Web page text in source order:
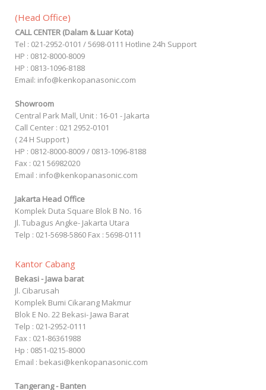
(Head Office)
CALL CENTER (Dalam & Luar Kota)
Tel : 021-2952-0101 / 5698-0111 Hotline 24h Support
HP : 0812-8000-8009
HP : 0813-1096-8188
Email: info@kenkopanasonic.com
Showroom
Central Park Mall, Unit : 16-01 - Jakarta
Call Center : 021 2952-0101
( 24 H Support )
HP : 0812-8000-8009 / 0813-1096-8188
Fax : 021 56982020
Email : info@kenkopanasonic.com
Jakarta Head Office
Komplek Duta Square Blok B No. 16
Jl. Tubagus Angke- Jakarta Utara
Telp : 021-5698-5860 Fax : 5698-0111
Kantor Cabang
Bekasi - Jawa barat
Jl. Cibarusah
Komplek Bumi Cikarang Makmur
Blok E No. 22 Bekasi- Jawa Barat
Telp : 021-2952-0111
Fax : 021-86361988
Hp : 0851-0215-8000
Email : bekasi@kenkopanasonic.com
Tangerang - Banten